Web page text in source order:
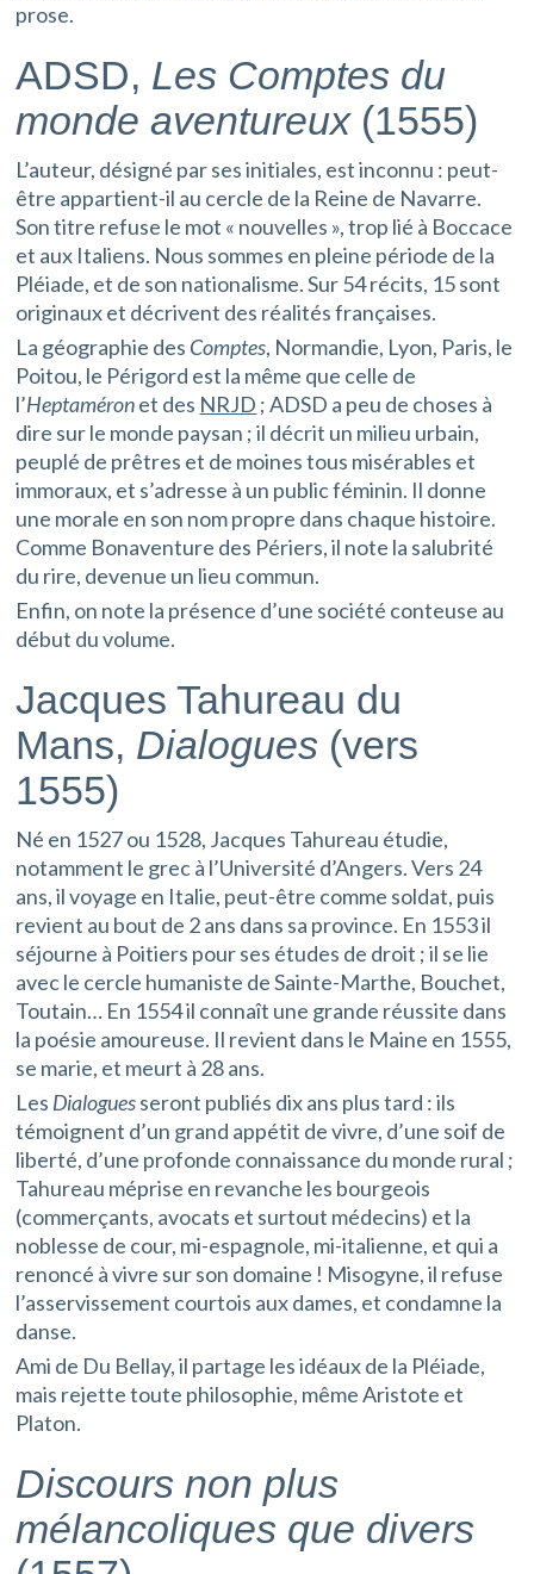
prose.
ADSD, Les Comptes du
monde aventureux (1555)
L’auteur, désigné par ses initiales, est inconnu : peut-
être appartient-il au cercle de la Reine de Navarre.
Son titre refuse le mot « nouvelles », trop lié à Boccace
et aux Italiens. Nous sommes en pleine période de la
Pléiade, et de son nationalisme. Sur 54 récits, 15 sont
originaux et décrivent des réalités françaises.
La géographie des Comptes, Normandie, Lyon, Paris, le
Poitou, le Périgord est la même que celle de
l’Heptaméronet des NRJD ; ADSD a peu de choses à
dire sur le monde paysan ; il décrit un milieu urbain,
peuplé de prêtres et de moines tous misérables et
immoraux, et s’adresse à un public féminin. Il donne
une morale en son nom propre dans chaque histoire.
Comme Bonaventure des Périers, il note la salubrité
du rire, devenue un lieu commun.
Enfin, on note la présence d’une société conteuse au
début du volume.
Jacques Tahureau du
Mans, Dialogues (vers
1555)
Né en 1527 ou 1528, Jacques Tahureau étudie,
notamment le grec à l’Université d’Angers. Vers 24
ans, il voyage en Italie, peut-être comme soldat, puis
revient au bout de 2 ans dans sa province. En 1553 il
séjourne à Poitiers pour ses études de droit ; il se lie
avec le cercle humaniste de Sainte-Marthe, Bouchet,
Toutain… En 1554 il connaît une grande réussite dans
la poésie amoureuse. Il revient dans le Maine en 1555,
se marie, et meurt à 28 ans.
Les Dialoguesseront publiés dix ans plus tard : ils
témoignent d’un grand appétit de vivre, d’une soif de
liberté, d’une profonde connaissance du monde rural ;
Tahureau méprise en revanche les bourgeois
(commerçants, avocats et surtout médecins) et la
noblesse de cour, mi-espagnole, mi-italienne, et qui a
renoncé à vivre sur son domaine ! Misogyne, il refuse
l’asservissement courtois aux dames, et condamne la
danse.
Ami de Du Bellay, il partage les idéaux de la Pléiade,
mais rejette toute philosophie, même Aristote et
Platon.
Discours non plus
mélancoliques que divers